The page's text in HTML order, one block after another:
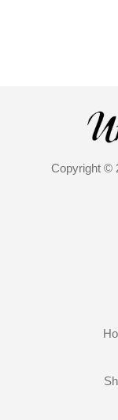
Copyright ©